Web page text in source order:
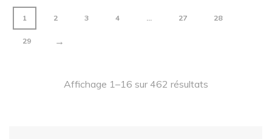
90,00 $
1 2 3 4 … 27 28
29 →
Affichage 1–16 sur 462 résultats